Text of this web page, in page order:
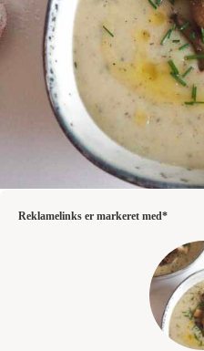
Reklamelinks er markeret med*